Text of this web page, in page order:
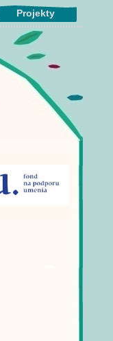
Projekty